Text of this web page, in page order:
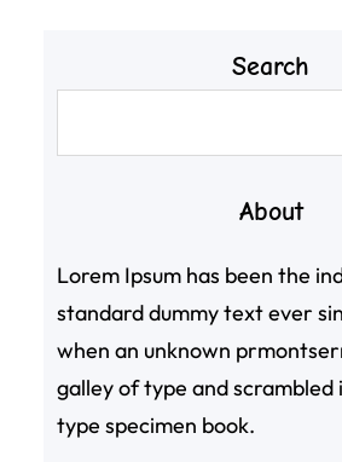
Search
About
Lorem Ipsum has been the
standard dummy text ever
when an unknown
galley of type and scrambled
type specimen book.